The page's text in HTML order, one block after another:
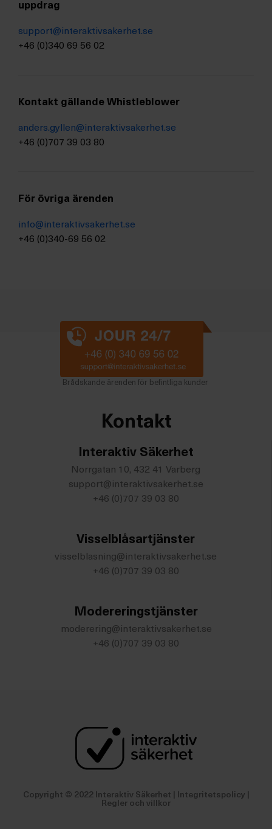
uppdrag
support@interaktivsakerhet.se
+46 (0)340 69 56 02
Kontakt gällande Whistleblower
anders.gyllen@interaktivsakerhet.se
+46 (0)707 39 03 80
För övriga ärenden
info@interaktivsakerhet.se
+46 (0)340-69 56 02
Brådskande ärenden för befintliga kunder
Kontakt
Interaktiv Säkerhet
Norrgatan 10, 432 41 Varberg
support@interaktivsakerhet.se
+46 (0)707 39 03 80
Visselblåsartjänster
visselblasning@interaktivsakerhet.se
+46 (0)707 39 03 80
Modereringstjänster
moderering@interaktivsakerhet.se
+46 (0)707 39 03 80
Copyright © 2022 Interaktiv Säkerhet | Integritetspolicy
Regler och villkor